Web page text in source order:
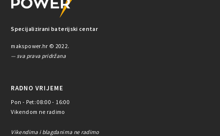
Specijalizirani baterijski centar
makspower.hr © 2022.
— sva prava pridržana
RADNO VRIJEME
Pon - Pet: 08:00 - 16:00
Vikendom ne radimo
Vikendima i blagdanima ne radimo